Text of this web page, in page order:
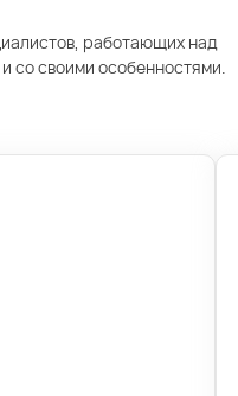
работающих над
со своими особенностями.